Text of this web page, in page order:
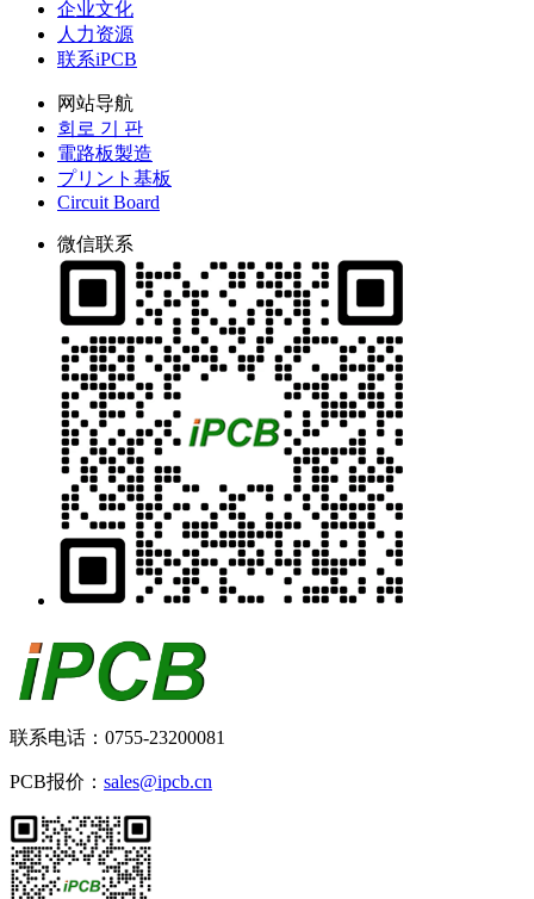
企业文化
人力资源
联系iPCB
网站导航
회로 기 판
電路板製造
プリント基板
Circuit Board
微信联系
联系电话：0755-23200081
PCB报价： sales@ipcb.cn